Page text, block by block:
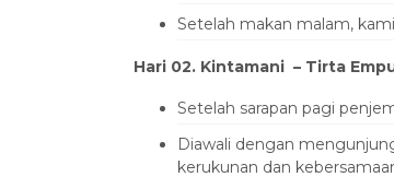
Setelah makan malam,
Hari 02. Kintamani – Tirta
Setelah sarapan pagi
Diawali dengan
kerukunan dan